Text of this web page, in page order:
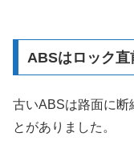
ABSはロック直
古いABSは路面に断
とがありました。